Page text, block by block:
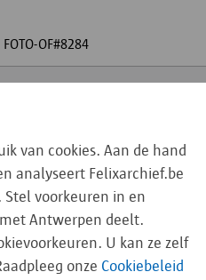
FOTO-OF#8284
Stanleystraat, hoek
01/01/1937
31/12/1937
van cookies. Aan de hand
analyseert Felixarchief.be
voorkeuren in en
Antwerpen deelt.
U kan ze zelf
onze Cookiebeleid